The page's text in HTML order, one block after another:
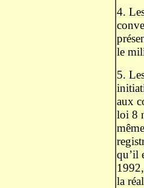
4.
le
5.
aux
loi 8
qu’il
la